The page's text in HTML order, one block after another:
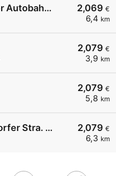
2,069 €
6,4 km
Shell Michendorf An der Autobahn 1 A
2,079 €
3,9 km
2,079 €
5,8 km
2,079 €
6,3 km
Shell Potsdam Neuendorfer Stra. 39